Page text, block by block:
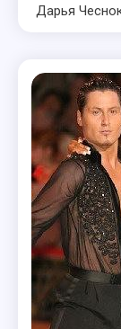
Дарья